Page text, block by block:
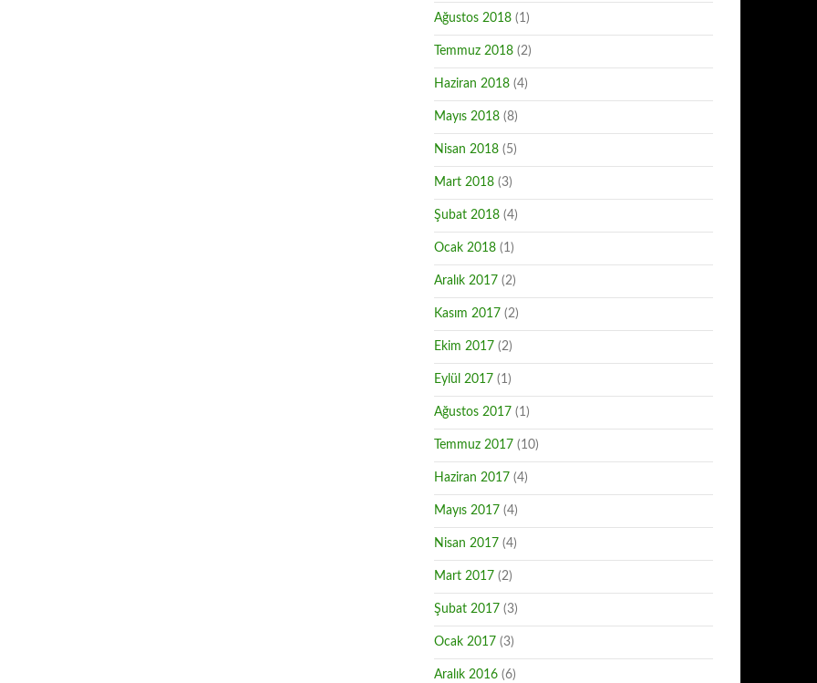
Ağustos 2018 (1)
Temmuz 2018 (2)
Haziran 2018 (4)
Mayıs 2018 (8)
Nisan 2018 (5)
Mart 2018 (3)
Şubat 2018 (4)
Ocak 2018 (1)
Aralık 2017 (2)
Kasım 2017 (2)
Ekim 2017 (2)
Eylül 2017 (1)
Ağustos 2017 (1)
Temmuz 2017 (10)
Haziran 2017 (4)
Mayıs 2017 (4)
Nisan 2017 (4)
Mart 2017 (2)
Şubat 2017 (3)
Ocak 2017 (3)
Aralık 2016 (6)